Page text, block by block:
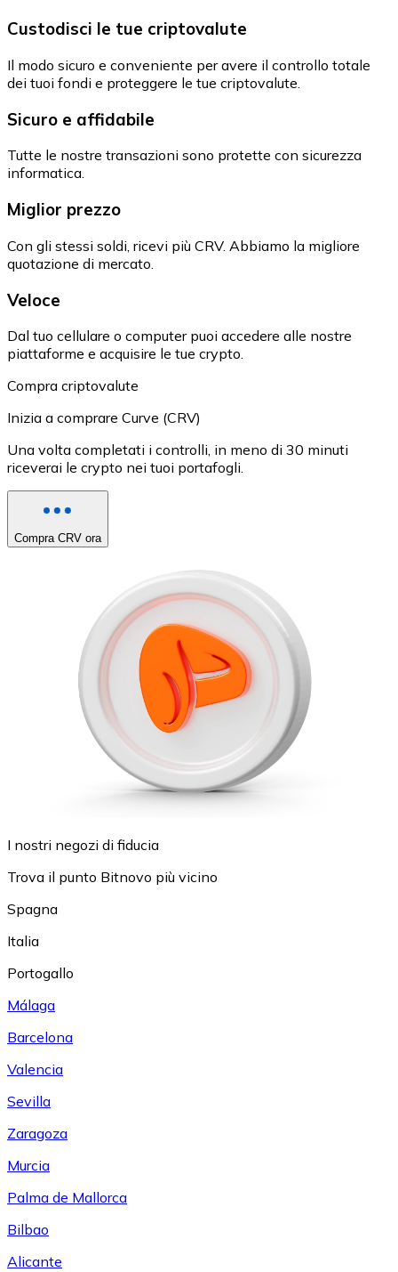
Custodisci le tue criptovalute
Il modo sicuro e conveniente per avere il controllo totale
dei tuoi fondi e proteggere le tue criptovalute.
Sicuro e affidabile
Tutte le nostre transazioni sono protette con sicurezza
informatica.
Miglior prezzo
Con gli stessi soldi, ricevi più CRV. Abbiamo la migliore
quotazione di mercato.
Veloce
Dal tuo cellulare o computer puoi accedere alle nostre
piattaforme e acquisire le tue crypto.
Compra criptovalute
Inizia a comprare Curve (CRV)
Una volta completati i controlli, in meno di 30 minuti
riceverai le crypto nei tuoi portafogli.
Compra CRV ora
I nostri negozi di fiducia
Trova il punto Bitnovo più vicino
Spagna
Italia
Portogallo
Málaga
Barcelona
Valencia
Sevilla
Zaragoza
Murcia
Palma de Mallorca
Bilbao
Alicante